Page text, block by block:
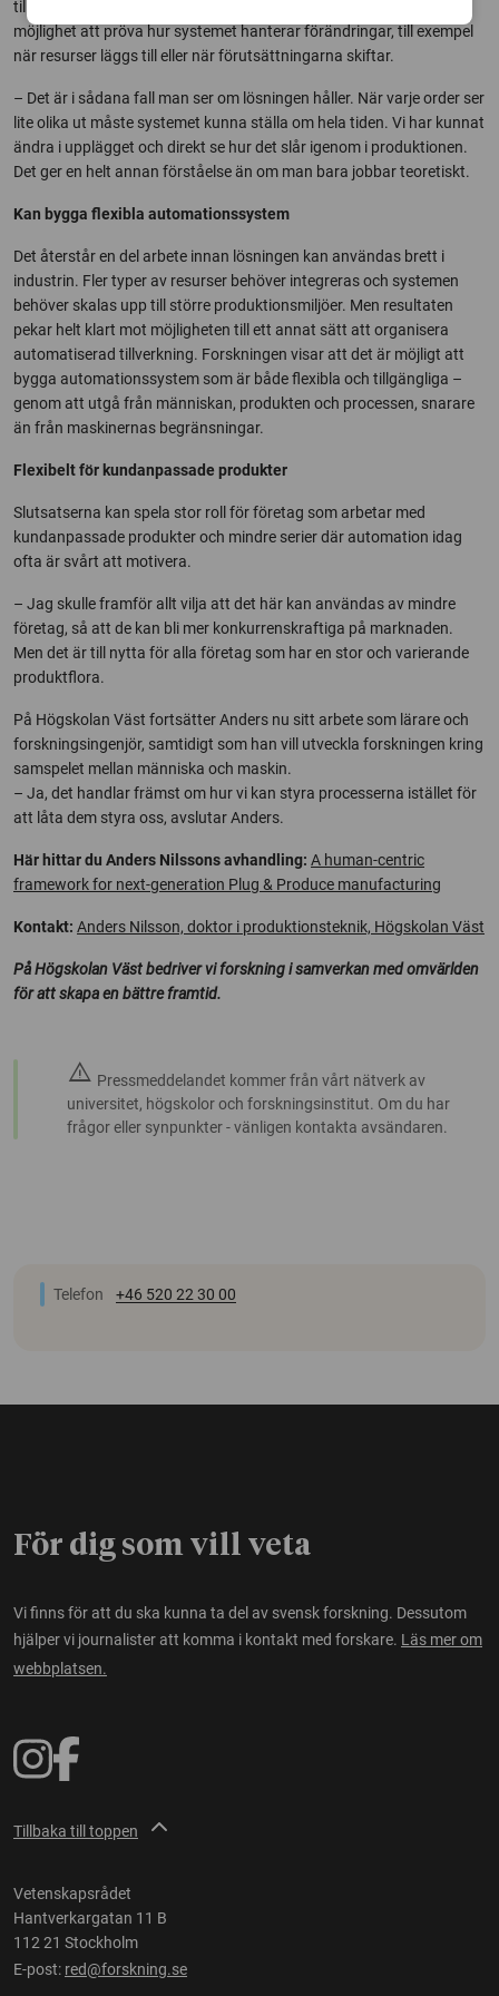
tillverkas är stor, vilket ställer höga krav på flexibilitet. Det har gett
möjlighet att pröva hur systemet hanterar förändringar, till exempel
när resurser läggs till eller när förutsättningarna skiftar.
– Det är i sådana fall man ser om lösningen håller. När varje order ser
lite olika ut måste systemet kunna ställa om hela tiden. Vi har kunnat
ändra i upplägget och direkt se hur det slår igenom i produktionen.
Det ger en helt annan förståelse än om man bara jobbar teoretiskt.
Kan bygga flexibla automationssystem
Det återstår en del arbete innan lösningen kan användas brett i
industrin. Fler typer av resurser behöver integreras och systemen
behöver skalas upp till större produktionsmiljöer. Men resultaten
pekar helt klart mot möjligheten till ett annat sätt att organisera
automatiserad tillverkning. Forskningen visar att det är möjligt att
bygga automationssystem som är både flexibla och tillgängliga –
genom att utgå från människan, produkten och processen, snarare
än från maskinernas begränsningar.
Flexibelt för kundanpassade produkter
Slutsatserna kan spela stor roll för företag som arbetar med
kundanpassade produkter och mindre serier där automation idag
ofta är svårt att motivera.
– Jag skulle framför allt vilja att det här kan användas av mindre
företag, så att de kan bli mer konkurrenskraftiga på marknaden.
Men det är till nytta för alla företag som har en stor och varierande
produktflora.
På Högskolan Väst fortsätter Anders nu sitt arbete som lärare och
forskningsingenjör, samtidigt som han vill utveckla forskningen kring
samspelet mellan människa och maskin.
– Ja, det handlar främst om hur vi kan styra processerna istället för
att låta dem styra oss, avslutar Anders.
Här hittar du Anders Nilssons avhandling: A human-centric
framework for next-generation Plug & Produce manufacturing
Kontakt: Anders Nilsson, doktor i produktionsteknik, Högskolan Väst
På Högskolan Väst bedriver vi forskning i samverkan med omvärlden
för att skapa en bättre framtid.
warning Pressmeddelandet kommer från vårt nätverk av
universitet, högskolor och forskningsinstitut. Om du har
frågor eller synpunkter - vänligen kontakta avsändaren.
Telefon +46 520 22 30 00
För dig som vill veta
Vi finns för att du ska kunna ta del av svensk forskning. Dessutom
hjälper vi journalister att komma i kontakt med forskare. Läs mer om
webbplatsen.
Tillbaka till toppen
Vetenskapsrådet
Hantverkargatan 11 B
112 21 Stockholm
E-post: red@forskning.se